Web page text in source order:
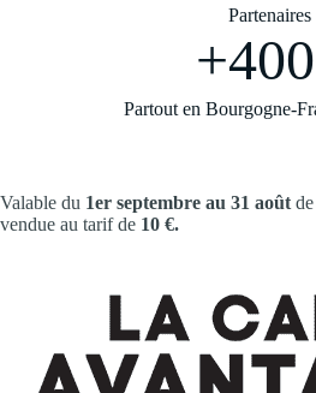
Partenaires
Partout en Bourgogne-
Valable du 1er septembre au 31 août
vendue au tarif de 10 €.